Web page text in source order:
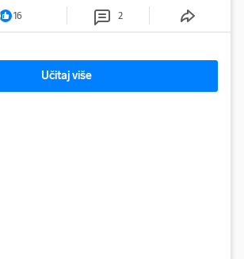
16 2
Učitaj više